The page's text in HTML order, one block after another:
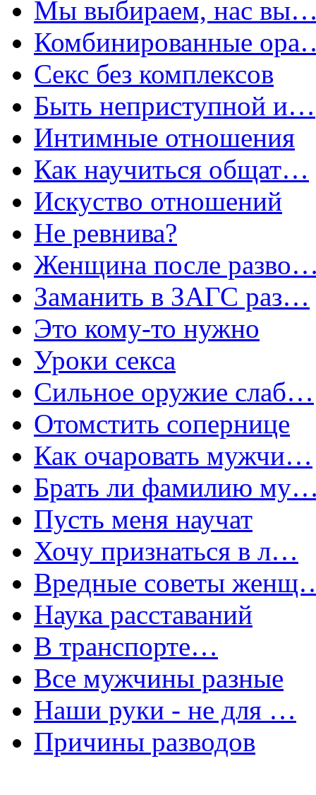
Мы выбираем, нас
Комбинированные
Секс без комплексов
Быть неприступной и…
Интимные отношения
Как научиться общат…
Искуство отношений
Не ревнива?
Женщина после
Заманить в ЗАГС раз…
Это кому-то нужно
Уроки секса
Сильное оружие слаб…
Отомстить сопернице
Как очаровать мужчи…
Брать ли фамилию
Пусть меня научат
Хочу признаться в л…
Вредные советы
Наука расставаний
В транспорте…
Все мужчины разные
Наши руки - не для …
Причины разводов